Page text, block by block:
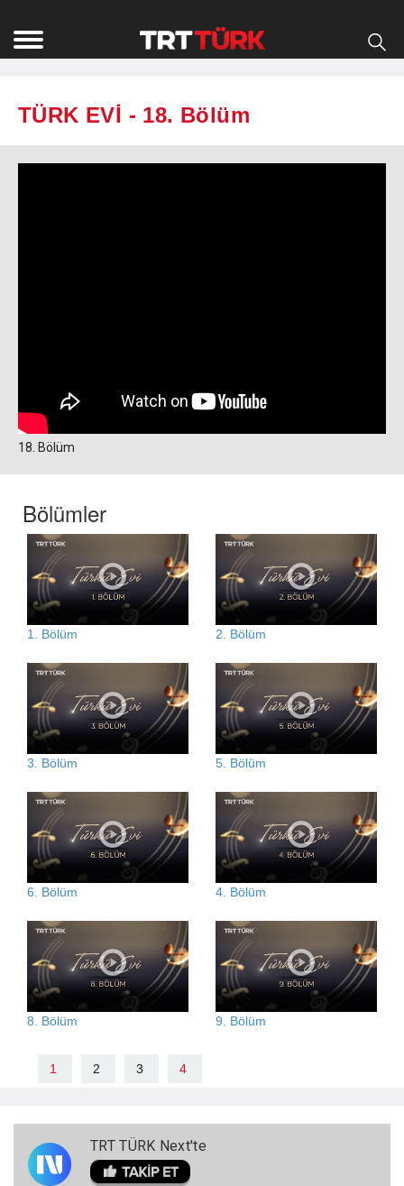
TÜRK EVİ - 18. Bölüm
18. Bölüm
Bölümler
1. Bölüm 2. Bölüm
3. Bölüm 5. Bölüm
6. Bölüm 4. Bölüm
8. Bölüm 9. Bölüm
1 2 3 4
TRT TÜRK Next'te